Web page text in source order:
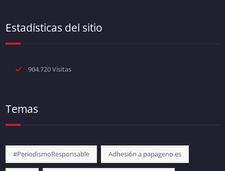
Estadísticas del sitio
904.720 Visitas
Temas
#PeriodismoResponsable Adhesión a papageno.es